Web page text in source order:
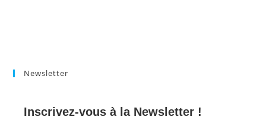
Newsletter
Inscrivez-vous à la Newsletter !